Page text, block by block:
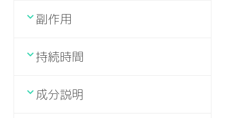
副作用
持続時間
成分説明